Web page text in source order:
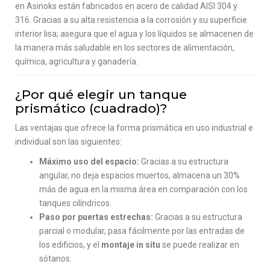
en Asinoks están fabricados en acero de calidad AISI 304 y
316. Gracias a su alta resistencia a la corrosión y su superficie
interior lisa; asegura que el agua y los líquidos se almacenen de
la manera más saludable en los sectores de alimentación,
química, agricultura y ganadería.
¿Por qué elegir un tanque
prismático (cuadrado)?
Las ventajas que ofrece la forma prismática en uso industrial e
individual son las siguientes:
Máximo uso del espacio: Gracias a su estructura
angular, no deja espacios muertos, almacena un 30%
más de agua en la misma área en comparación con los
tanques cilíndricos.
Paso por puertas estrechas: Gracias a su estructura
parcial o modular, pasa fácilmente por las entradas de
los edificios, y el montaje in situ se puede realizar en
sótanos.